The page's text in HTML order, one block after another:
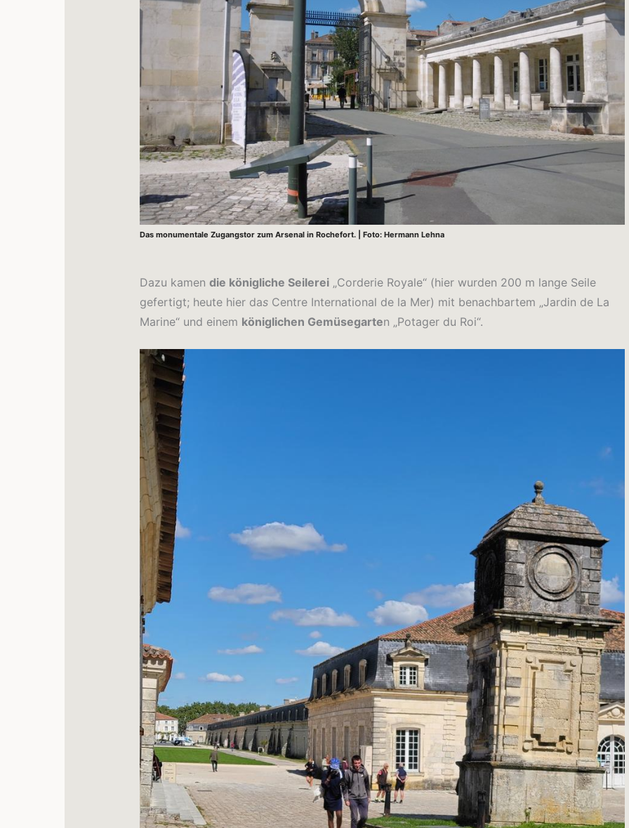
Das monumentale Zugangstor zum Arsenal in Rochefort. | Foto: Hermann Lehna
Dazu kamen die königliche Seilerei„Corderie Royale“ (hier wurden 200 m lange Seile
gefertigt; heute hier das Centre International de la Mer) mit benachbartem „Jardin de La
Marine“ und einem königlichen Gemüsegarten „Potager du Roi“.